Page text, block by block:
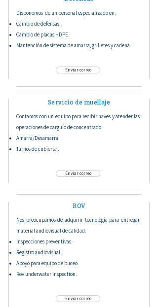
Disponemos de un personal especializado en:
Cambio de defensas.
Cambio de placas HDPE.
Mantención de sistema de amarra, grilletes y cadena.
Enviar correo
Servicio de muellaje
Contamos con un equipo para recibir naves y atender las
operaciones de carguío de concentrado:
Amarra/Desamarra.
Turnos de cubierta .
Enviar correo
ROV
Nos preocupamos de adquirir tecnología para entregar
material audiovisual de calidad.
Inspecciones preventivas.
Registro audiovisual.
Apoyo para equipo de buceo.
Rov underwater inspection.
Enviar correo